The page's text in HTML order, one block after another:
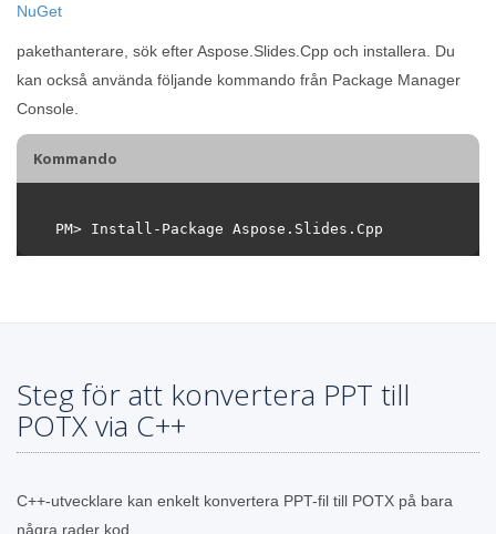
NuGet
pakethanterare, sök efter Aspose.Slides.Cpp och installera. Du
kan också använda följande kommando från Package Manager
Console.
Kommando
Steg för att konvertera PPT till
POTX via C++
C++-utvecklare kan enkelt konvertera PPT-fil till POTX på bara
några rader kod.